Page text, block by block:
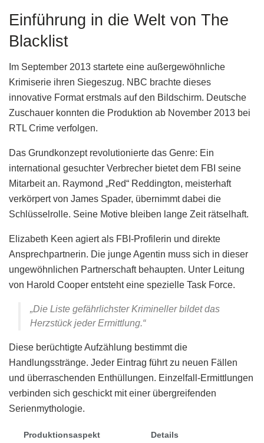
Einführung in die Welt von The
Blacklist
Im September 2013 startete eine außergewöhnliche
Krimiserie ihren Siegeszug. NBC brachte dieses
innovative Format erstmals auf den Bildschirm. Deutsche
Zuschauer konnten die Produktion ab November 2013 bei
RTL Crime verfolgen.
Das Grundkonzept revolutionierte das Genre: Ein
international gesuchter Verbrecher bietet dem FBI seine
Mitarbeit an. Raymond „Red“ Reddington, meisterhaft
verkörpert von James Spader, übernimmt dabei die
Schlüsselrolle. Seine Motive bleiben lange Zeit rätselhaft.
Elizabeth Keen agiert als FBI-Profilerin und direkte
Ansprechpartnerin. Die junge Agentin muss sich in dieser
ungewöhnlichen Partnerschaft behaupten. Unter Leitung
von Harold Cooper entsteht eine spezielle Task Force.
„Die Liste gefährlichster Krimineller bildet das
Herzstück jeder Ermittlung.“
Diese berüchtigte Aufzählung bestimmt die
Handlungsstränge. Jeder Eintrag führt zu neuen Fällen
und überraschenden Enthüllungen. Einzelfall-Ermittlungen
verbinden sich geschickt mit einer übergreifenden
Serienmythologie.
Produktionsaspekt Details